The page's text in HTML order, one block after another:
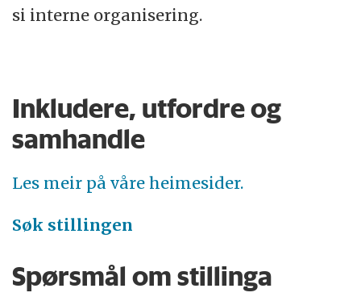
si interne organisering.
Inkludere, utfordre og
samhandle
Les meir på våre heimesider.
Søk stillingen
Spørsmål om stillinga